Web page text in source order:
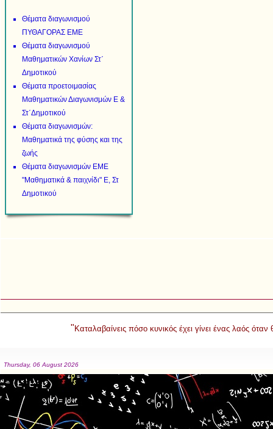
Θέματα διαγωνισμού
ΠΥΘΑΓΟΡΑΣ ΕΜΕ
Θέματα διαγωνισμού
Μαθηματικών Χανίων Στ΄
Δημοτικού
Θέματα προετοιμασίας
Μαθηματικών Διαγωνισμών Ε &
Στ΄Δημοτικού
Θέματα διαγωνισμών:
Μαθηματικά της φύσης και της
ζωής
Θέματα διαγωνισμών ΕΜΕ
"Μαθηματικά & παιχνίδι" Ε, Στ
Δημοτικού
" Καταλαβαίνεις πόσο κυνικός έχει γίνει ένας λαός
Thursday, 06 August 2026